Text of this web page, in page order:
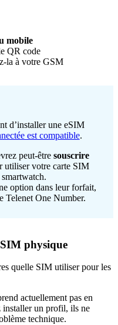
mobile
QR code
la à votre GSM
d’installer une eSIM
est compatible.
peut-être souscrire
votre carte SIM
option dans leur forfait,
Telenet One Number.
physique
quelle SIM utiliser pour les
actuellement pas en
installer un profil, ils ne
technique.